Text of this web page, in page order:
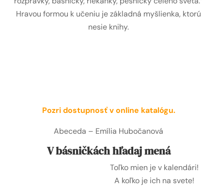
Hravou formou k učeniu je základná myšlienka, ktorú
nesie knihy.
Pozri dostupnosť v online katalógu.
Abeceda – Emília Hubočanová
V básničkách hľadaj mená
Toľko mien je v kalendári!
A koľko je ich na svete!